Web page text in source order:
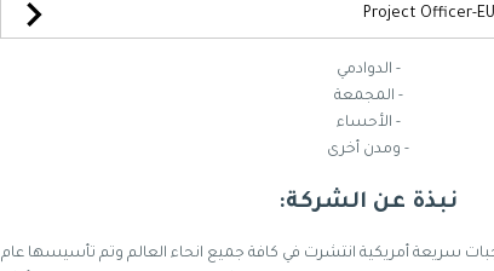
- الدوادمي
- المجمعة
- الأحساء
- ومدن أخرى
نبذة عن الشركة:
سريعة أمريكية انتشرت في كافة جميع انحاء العالم وتم تأسيسها عام